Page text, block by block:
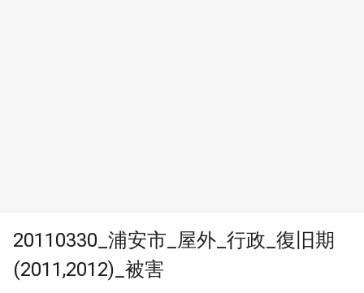
20110330_浦安市_屋外_行政_復旧期
(2011,2012)_被害